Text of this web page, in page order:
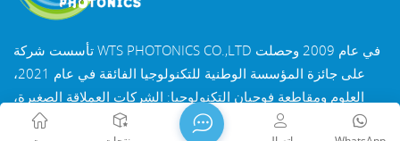
تأسست شركة WTS PHOTONICS CO.,LTD في عام 2009 وحصلت
على جائزة المؤسسة الوطنية للتكنولوجيا الفائقة في عام 2021،
العلوم ومقاطعة فوجيان التكنولوجيا: الشركات العملاقة الصغيرة،
والمهنة في مقاطعة فوجيان مؤسسة الدقة والتخصص والابتكار في